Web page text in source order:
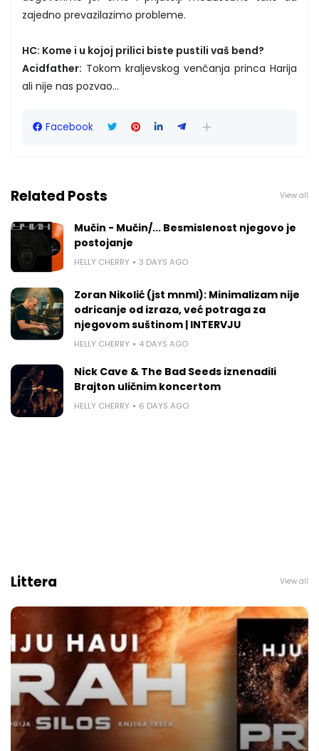
zajedno prevazilazimo probleme.
HC: Kome i u kojoj prilici biste pustili vaš bend?
Acidfather: Tokom kraljevskog venčanja princa Harija
ali nije nas pozvao...
Facebook
Related Posts View all
Mučin - Mučin/... Besmislenost njegovo je
postojanje
HELLY CHERRY 3 DAYS AGO
Zoran Nikolić (jst mnml): Minimalizam nije
odricanje od izraza, već potraga za
njegovom suštinom | INTERVJU
HELLY CHERRY 4 DAYS AGO
Nick Cave & The Bad Seeds iznenadili
Brajton uličnim koncertom
HELLY CHERRY 6 DAYS AGO
Littera View all